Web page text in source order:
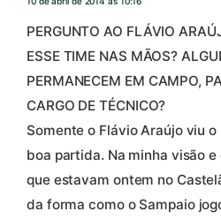
PERGUNTO AO FLÁVIO
ESSE TIME NAS MÃOS?
PERMANECEM EM CAMPO,
CARGO DE TÉCNICO?
Somente o Flávio Araújo viu
boa partida. Na minha visão
que estavam ontem no
da forma como o Sampaio